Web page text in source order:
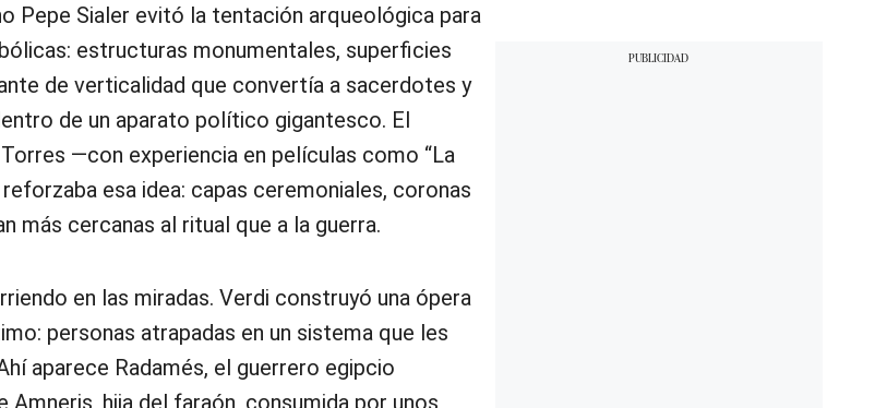
Pepe Sialer evitó la tentación arqueológica para
estructuras monumentales, superficies
de verticalidad que convertía a sacerdotes y
de un aparato político gigantesco. El
—con experiencia en películas como “La
esa idea: capas ceremoniales, coronas
más cercanas al ritual que a la guerra.
en las miradas. Verdi construyó una ópera
personas atrapadas en un sistema que les
aparece Radamés, el guerrero egipcio
Amneris, hija del faraón, consumida por unos